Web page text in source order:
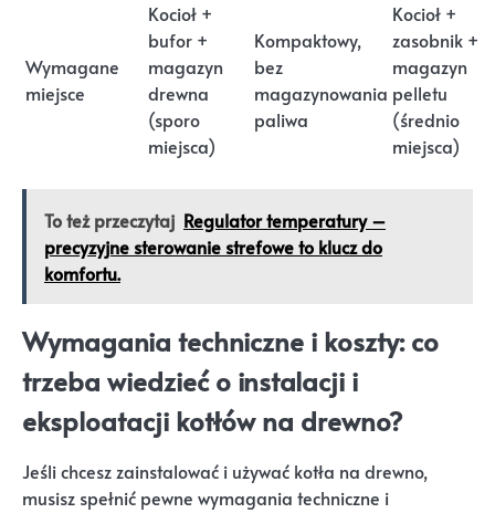
Wymagane
miejsce
Kocioł +
bufor +
magazyn
drewna
(sporo
miejsca)
Kompaktowy,
bez
magazynowania
paliwa
Kocioł +
zasobnik +
magazyn
pelletu
(średnio
miejsca)
To też przeczytaj Regulator temperatury –
precyzyjne sterowanie strefowe to klucz do
komfortu.
Wymagania techniczne i koszty: co
trzeba wiedzieć o instalacji i
eksploatacji kotłów na drewno?
Jeśli chcesz zainstalować i używać kotła na drewno,
musisz spełnić pewne wymagania techniczne i